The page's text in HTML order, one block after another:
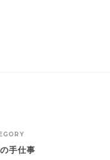
手仕事